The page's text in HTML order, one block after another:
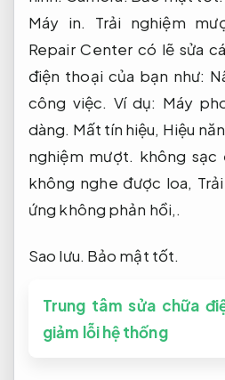
Máy in.
Trải nghiệm
Repair Center có lẽ sửa
điện thoại của bạn như:
công việc. Ví dụ: Máy
dàng. Mất tín hiệu, Hiệu
nghiệm mượt. không sạc
không nghe được loa,
ứng không phản hồi,.
Sao lưu. Bảo mật tốt.
Trung tâm sửa chữa
giảm lỗi hệ thống